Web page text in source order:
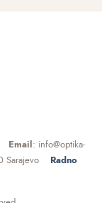
Email: info@optika-
Sarajevo
Radno